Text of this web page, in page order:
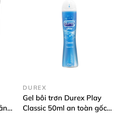
DUREX
Gel bôi trơn Durex Play
Classic 50ml an toàn gốc